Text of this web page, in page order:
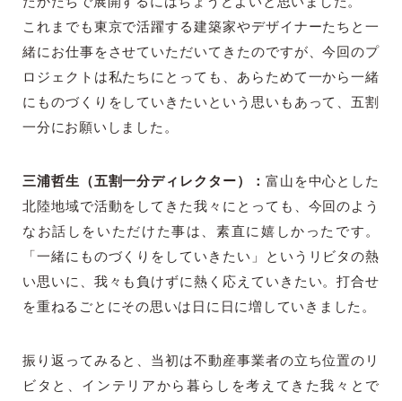
これまでも東京で活躍する建築家やデザイナーたちと一
緒にお仕事をさせていただいてきたのですが、今回のプ
ロジェクトは私たちにとっても、あらためて一から一緒
にものづくりをしていきたいという思いもあって、五割
一分にお願いしました。
三浦哲生（五割一分ディレクター）： 富山を中心とした
北陸地域で活動をしてきた我々にとっても、今回のよう
なお話しをいただけた事は、素直に嬉しかったです。
「一緒にものづくりをしていきたい」というリビタの熱
い思いに、我々も負けずに熱く応えていきたい。打合せ
を重ねるごとにその思いは日に日に増していきました。
振り返ってみると、当初は不動産事業者の立ち位置のリ
ビタと、インテリアから暮らしを考えてきた我々とで